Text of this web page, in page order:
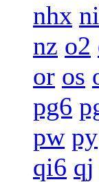
nhx ni
nz o2
or os
pg6
pw py
qi6 qj